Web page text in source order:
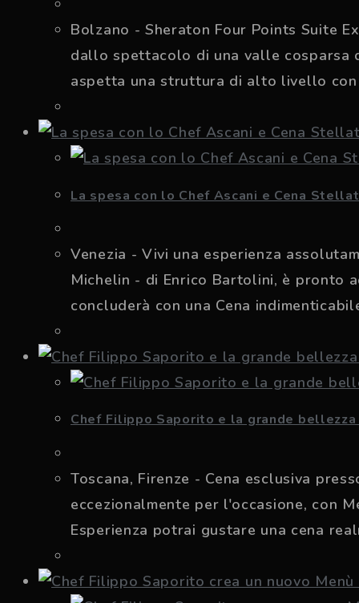
Bolzano - Sheraton Four Points Suite
dallo spettacolo di una valle cosparsa
aspetta una struttura di alto livello
La spesa con lo Chef Ascani e Cena
Venezia - Vivi una esperienza
Michelin - di Enrico Bartolini, è pronto
concluderà con una Cena
Chef Filippo Saporito e la grande bellezza
Toscana, Firenze - Cena esclusiva
eccezionalmente per l'occasione, con
Esperienza potrai gustare una cena